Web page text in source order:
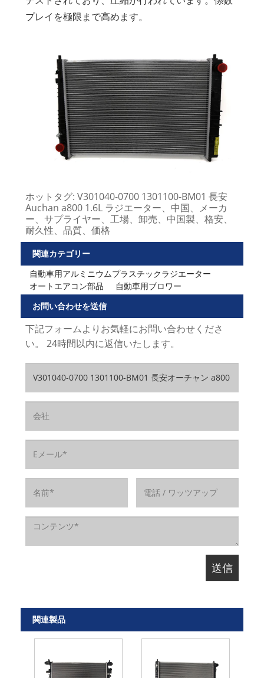
プレイを極限まで高めます。
ホットタグ: V301040-0700 1301100-BM01 長安
Auchan a800 1.6L ラジエーター、中国、メーカ
ー、サプライヤー、工場、卸売、中国製、格安、
耐久性、品質、価格
関連カテゴリー
自動車用アルミニウムプラスチックラジエーター
オートエアコン部品
自動車用ブロワー
お問い合わせを送信
下記フォームよりお気軽にお問い合わせくださ
い。 24時間以内に返信いたします。
関連製品